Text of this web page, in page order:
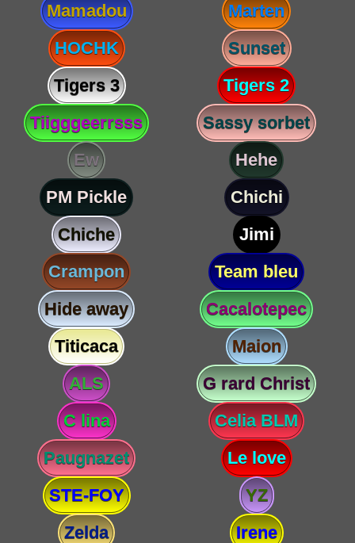
Mamadou
Marten
HOCHK
Sunset
Tigers 3
Tigers 2
Tiigggeerrsss
Sassy sorbet
Ew
Hehe
PM Pickle
Chichi
Chiche
Jimi
Crampon
Team bleu
Hide away
Cacalotepec
Titicaca
Maion
ALS
G rard Christ
C lina
Celia BLM
Paugnazet
Le love
STE-FOY
YZ
Zelda
Irene